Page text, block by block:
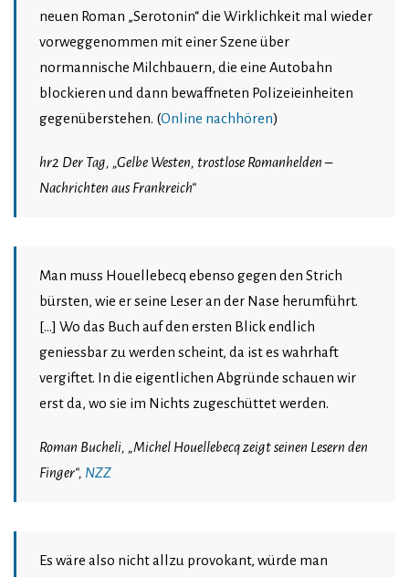
neuen Roman „Serotonin“ die Wirklichkeit mal wieder
vorweggenommen mit einer Szene über
normannische Milchbauern, die eine Autobahn
blockieren und dann bewaffneten Polizeieinheiten
gegenüberstehen. (Online nachhören)
hr2 Der Tag, „Gelbe Westen, trostlose Romanhelden –
Nachrichten aus Frankreich“
Man muss Houellebecq ebenso gegen den Strich
bürsten, wie er seine Leser an der Nase herumführt.
[…] Wo das Buch auf den ersten Blick endlich
geniessbar zu werden scheint, da ist es wahrhaft
vergiftet. In die eigentlichen Abgründe schauen wir
erst da, wo sie im Nichts zugeschüttet werden.
Roman Bucheli, „Michel Houellebecq zeigt seinen Lesern den
Finger“, NZZ
Es wäre also nicht allzu provokant, würde man